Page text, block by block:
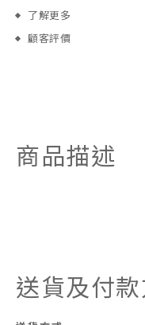
了解更多
顧客評價
商品描述
送貨及付